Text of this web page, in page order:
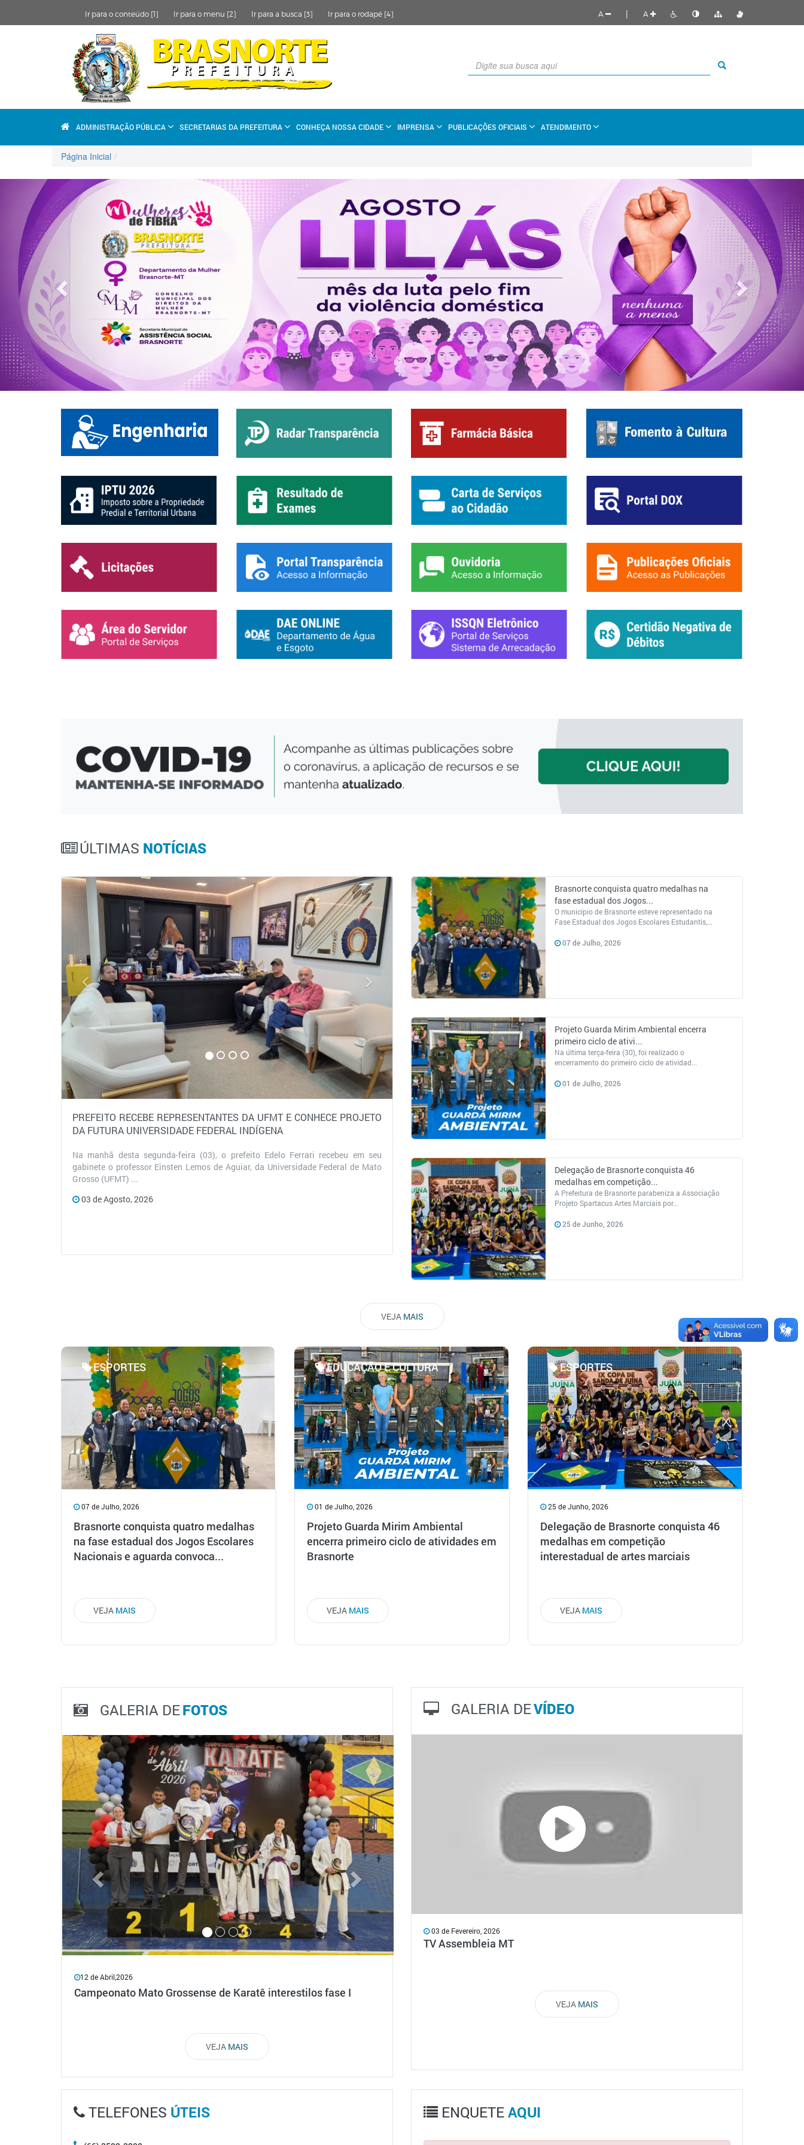
Ir para o conteúdo [1] Ir para o menu [2] Ir para a busca [3] Ir para o rodapé [4] A | A
ADMINISTRAÇÃO PÚBLICA SECRETARIAS DA PREFEITURA CONHEÇA NOSSA CIDADE IMPRENSA PUBLICAÇÕES OFICIAIS ATENDIMENTO
Página Inicial
Anterior Proxima
ÚLTIMAS NOTÍCIAS
Prefeitura de Brasnorte realiza Audiência Pública para elaboração da Lei
de Diretrizes Orçamentárias
A Prefeitura Municipal de Brasnorte realizou, na manhã desta sexta-feira (24), às
10h, no plenário da Câmara Municipal de Vereadores, a Audiê...
24 de Julho, 2026
Anterior Próximo
Brasnorte conquista quatro medalhas na
fase estadual dos Jogos...
O município de Brasnorte esteve representado na
Fase Estadual dos Jogos Escolares Estudantis,...
07 de Julho, 2026
Projeto Guarda Mirim Ambiental encerra
primeiro ciclo de ativi...
Na última terça-feira (30), foi realizado o
encerramento do primeiro ciclo de atividad...
01 de Julho, 2026
Delegação de Brasnorte conquista 46
medalhas em competição...
A Prefeitura de Brasnorte parabeniza a Associação
Projeto Spartacus Artes Marciais por...
25 de Junho, 2026
VEJA MAIS
ESPORTES
07 de Julho, 2026
Brasnorte conquista quatro medalhas
na fase estadual dos Jogos Escolares
Nacionais e aguarda convoca...
VEJA MAIS
EDUCAÇÃO E CULTURA
01 de Julho, 2026
Projeto Guarda Mirim Ambiental
encerra primeiro ciclo de atividades em
Brasnorte
VEJA MAIS
ESPORTES
25 de Junho, 2026
Delegação de Brasnorte conquista 46
medalhas em competição
interestadual de artes marciais
VEJA MAIS
GALERIA DEFOTOS
30 de Janeiro,2026
Caminhada do Janeiro Branco em defesa da saúde mental
Previous Next
VEJA MAIS
GALERIA DEVÍDEO
03 de Fevereiro, 2026
TV Assembleia MT
VEJA MAIS
TELEFONES ÚTEIS ENQUETEAQUI